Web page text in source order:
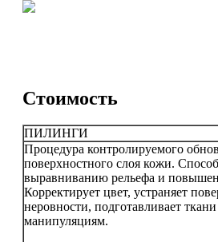
Стоимость
ПИЛИНГИ
Процедура контролируемого
поверхностного слоя кожи.
выравниванию рельефа и
Корректирует цвет, устраняет
неровности, подготавливает
манипуляциям.